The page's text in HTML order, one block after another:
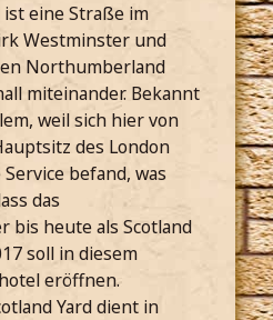
ist eine Straße im
Westminster und
Northumberland
miteinander. Bekannt
weil sich hier von
des London
befand, was
das
bis heute als Scotland
soll in diesem
eröffnen.
Yard dient in